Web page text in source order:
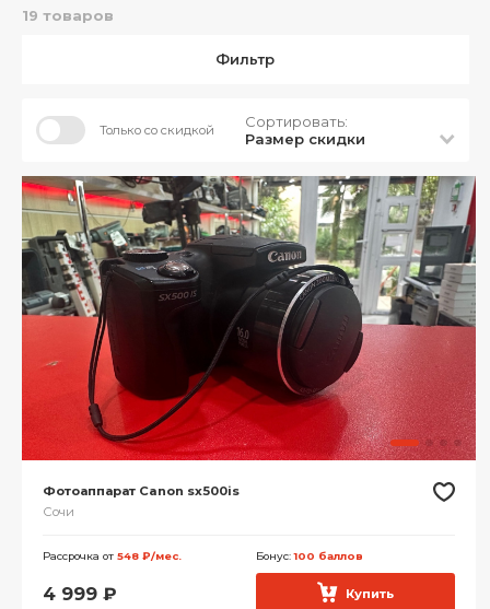
19 товаров
Фильтр
Только со скидкой
Сортировать:
Размер скидки
Фотоаппарат Canon sx500is
Сочи
Рассрочка от 548 ₽/мес. Бонус:100 баллов
4 999 ₽ Купить